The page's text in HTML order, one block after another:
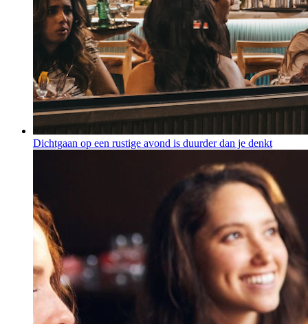
Dichtgaan op een rustige avond is duurder dan je denkt